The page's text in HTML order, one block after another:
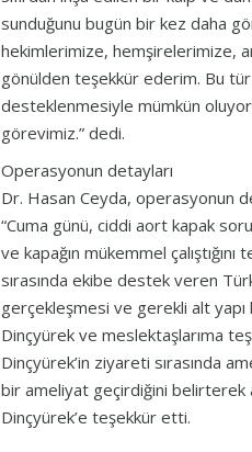
sunduğunu bugün bir kez daha
hekimlerimize, hemşirelerimize,
gönülden teşekkür ederim. Bu tür
desteklenmesiyle mümkün oluyor.
görevimiz.” dedi.
Operasyonun detayları
Dr. Hasan Ceyda, operasyonun
“Cuma günü, ciddi aort kapak
ve kapağın mükemmel
sırasında ekibe destek veren
gerçekleşmesi ve gerekli alt yapı
Dinçyürek ve meslektaşlarıma
Dinçyürek’in ziyareti sırasında
bir ameliyat geçirdiğini belirterek
Dinçyürek’e teşekkür etti.